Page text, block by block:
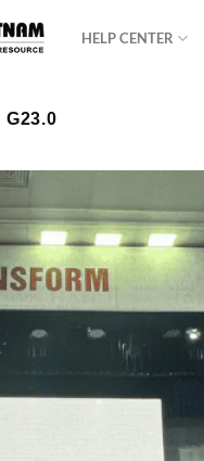
HELP CENTER
G23.0